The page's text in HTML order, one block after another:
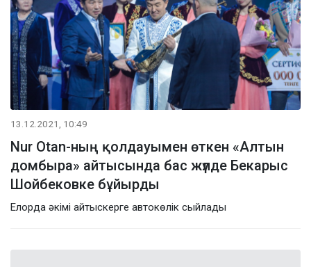
13.12.2021, 10:49
Nur Otan-ның қолдауымен өткен «Алтын
домбыра» айтысында бас жүлде Бекарыс
Шойбековке бұйырды
Елорда әкімі айтыскерге автокөлік сыйлады